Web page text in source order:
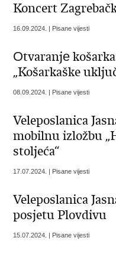
Koncert
16.09.2024. | Pisane vijesti
Оtvaranjе
„Košarkaške
08.09.2024. | Pisane vijesti
Veleposlanica
mobilnu izložbu
stoljeća“
17.07.2024. | Pisane vijesti
Veleposlanica
posjetu Plovdivu
15.07.2024. | Pisane vijesti